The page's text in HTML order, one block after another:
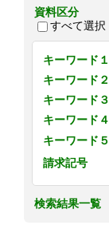
資料区分
すべて選択
キーワード１
キーワード２
キーワード３
キーワード４
キーワード５
請求記号
検索結果一覧